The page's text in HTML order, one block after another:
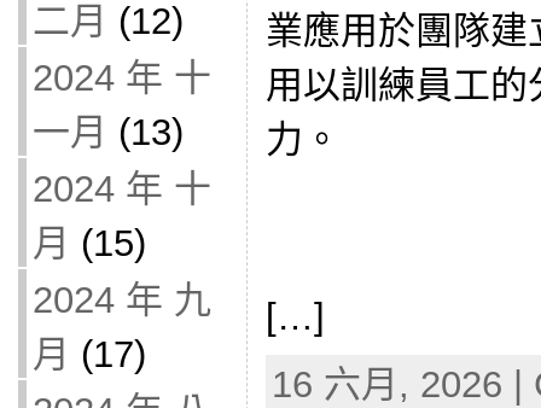
二月 (12)
2024 年 十
一月 (13)
2024 年 十
月 (15)
2024 年 九
月 (17)
業應用於團隊
用以訓練員工
力。
[…]
16 六月, 2026